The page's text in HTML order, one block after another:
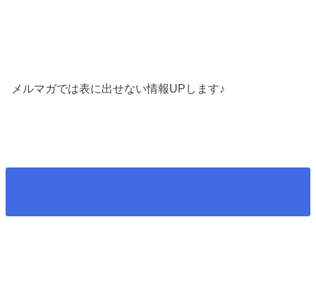
メルマガでは表に出せない情報UPします♪